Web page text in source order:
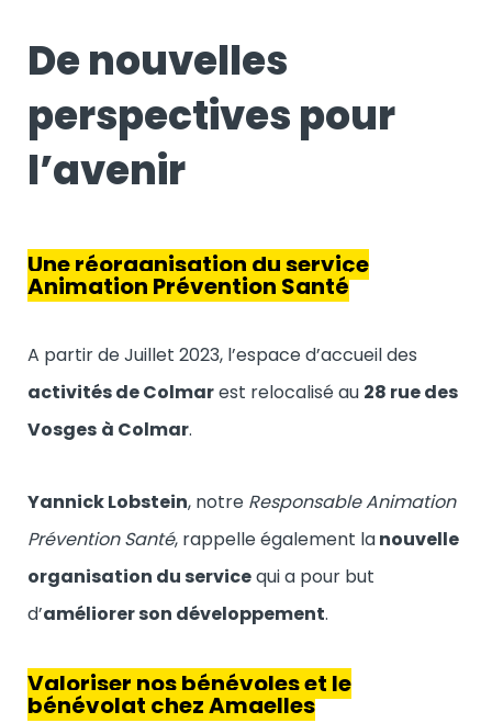
De nouvelles
perspectives pour
l’avenir
Une réorganisation du service
Animation Prévention Santé
A partir de Juillet 2023, l’espace d’accueil des
activités de Colmarest relocalisé au 28 rue des
Vosges à Colmar.
Yannick Lobstein, notre Responsable Animation
Prévention Santé, rappelle également lanouvelle
organisation du servicequi a pour but
d’améliorer son développement.
Valoriser nos bénévoles et le
bénévolat chez Amaelles